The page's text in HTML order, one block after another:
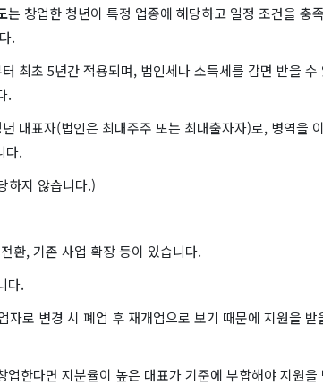
는 창업한 청년이 특정 업종에 해당하고 일정 조건을 충
.
최초 5년간 적용되며, 법인세나 소득세를 감면 받을 수
.
대표자(법인은 최대주주 또는 최대출자자)로, 병역을
다.
하지 않습니다.)
환, 기존 사업 확장 등이 있습니다.
다.
자로 변경 시 폐업 후 재개업으로 보기 때문에 지원을 받
업한다면 지분율이 높은 대표가 기준에 부합해야 지원을